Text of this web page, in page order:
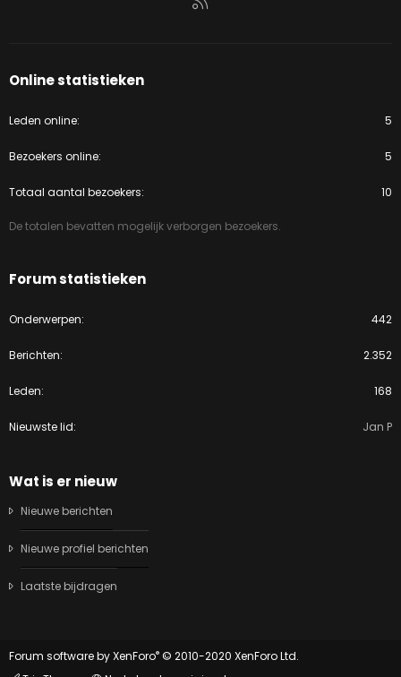
Online statistieken
Leden online 5
Bezoekers online 5
Totaal aantal bezoekers 10
De totalen bevatten mogelijk verborgen bezoekers.
Forum statistieken
Onderwerpen 442
Berichten 2.352
Leden 168
Nieuwste lid Jan P
Wat is er nieuw
Nieuwe berichten
Nieuwe profiel berichten
Laatste bijdragen
Forum software by XenForo® © 2010-2020 XenForo Ltd.